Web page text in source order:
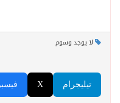
لا يوجد وسوم
X تيليجرام